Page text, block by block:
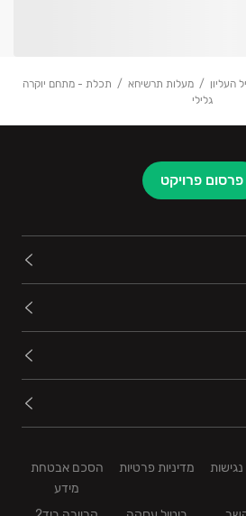
העליון מעלות תרשיחא
תכלת - מתחם יוקרה
גלילי
פרסום פרויקט
מדיניות פרטיות
הסכם אבטחת
מידע